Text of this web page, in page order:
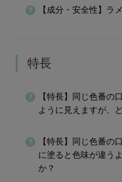
【成分・安全性】ラ
特長
【特長】同じ色番の
ように見えますが、
【特長】同じ色番の
に塗ると色味が違う
か？